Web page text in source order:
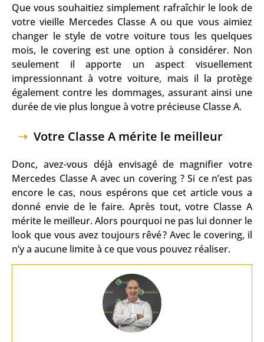
Que vous souhaitiez simplement rafraîchir le look de
votre vieille Mercedes Classe A ou que vous aimiez
changer le style de votre voiture tous les quelques
mois, le covering est une option à considérer. Non
seulement il apporte un aspect visuellement
impressionnant à votre voiture, mais il la protège
également contre les dommages, assurant ainsi une
durée de vie plus longue à votre précieuse Classe A.
Votre Classe A mérite le meilleur
Donc, avez-vous déjà envisagé de magnifier votre
Mercedes Classe A avec un covering ? Si ce n’est pas
encore le cas, nous espérons que cet article vous a
donné envie de le faire. Après tout, votre Classe A
mérite le meilleur. Alors pourquoi ne pas lui donner le
look que vous avez toujours rêvé ? Avec le covering, il
n’y a aucune limite à ce que vous pouvez réaliser.